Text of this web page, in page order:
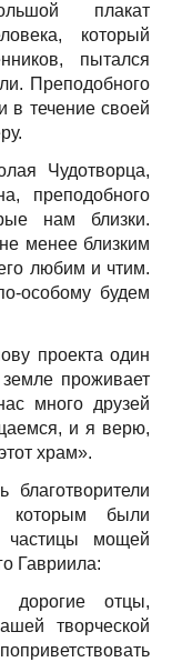
плакат
который
пытался
Преподобного
в течение своей
Чудотворца,
преподобного
нам близки.
менее близким
любим и чтим.
особому будем
проекта один
проживает
много друзей
и я верю,
храм».
которым были
мощей
Гавриила:
дорогие отцы,
творческой